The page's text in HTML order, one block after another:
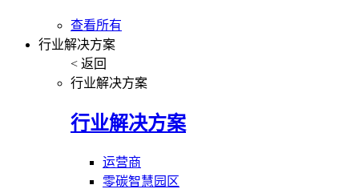
查看所有
行业解决方案
< 返回
行业解决方案
行业解决方案
运营商
零碳智慧园区